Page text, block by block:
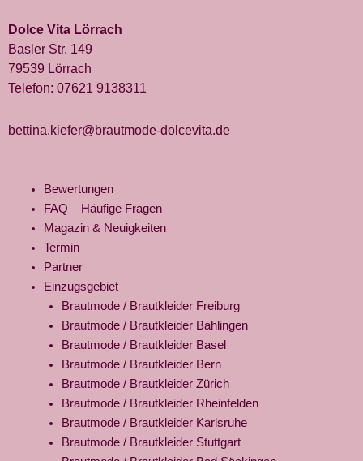
Dolce Vita Lörrach
Basler Str. 149
79539 Lörrach
Telefon: 07621 9138311
bettina.kiefer@brautmode-dolcevita.de
Bewertungen
FAQ – Häufige Fragen
Magazin & Neuigkeiten
Termin
Partner
Einzugsgebiet
Brautmode / Brautkleider Freiburg
Brautmode / Brautkleider Bahlingen
Brautmode / Brautkleider Basel
Brautmode / Brautkleider Bern
Brautmode / Brautkleider Zürich
Brautmode / Brautkleider Rheinfelden
Brautmode / Brautkleider Karlsruhe
Brautmode / Brautkleider Stuttgart